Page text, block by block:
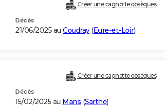
Créer une cagnotte obsèques
Décès
21/06/2025 au Coudray(Eure-et-Loir)
Créer une cagnotte obsèques
Décès
15/02/2025 au Mans (Sarthe)